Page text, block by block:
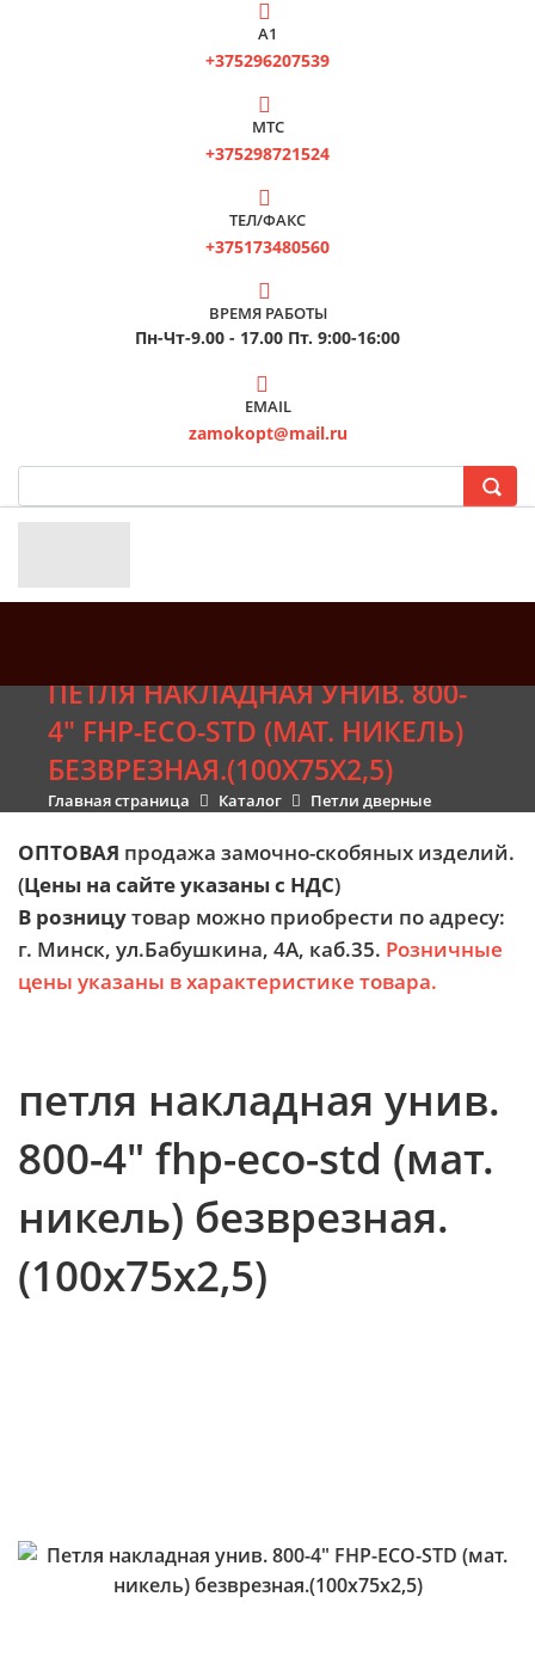
А1
+375296207539
МТС
+375298721524
ТЕЛ/ФАКС
+375173480560
ВРЕМЯ РАБОТЫ
Пн-Чт-9.00 - 17.00 Пт. 9:00-16:00
EMAIL
zamokopt@mail.ru
ПЕТЛЯ НАКЛАДНАЯ УНИВ. 800-
4" FHP-ЕСО-STD (МАТ. НИКЕЛЬ)
БЕЗВРЕЗНАЯ.(100Х75Х2,5)
Главная страница Каталог Петли дверные
ОПТОВАЯ продажа замочно-скобяных изделий.
(Цены на сайте указаны с НДС)
В розницутовар можно приобрести по адресу:
г. Минск, ул.Бабушкина, 4А, каб.35. Розничные
цены указаны в характеристике товара.
петля накладная унив.
800-4" fhp-есо-std (мат.
никель) безврезная.
(100х75х2,5)